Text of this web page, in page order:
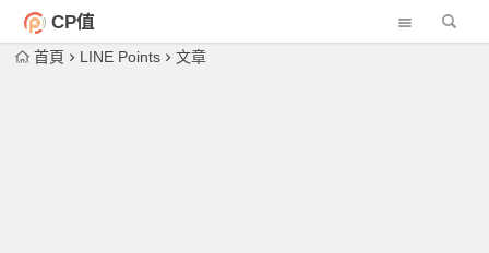
CP值
首頁 LINE Points 文章